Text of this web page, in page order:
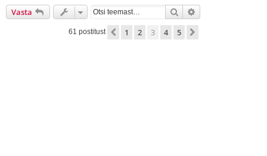
Vasta Otsi
61 postitust Eelmine
1 2 3 4 5